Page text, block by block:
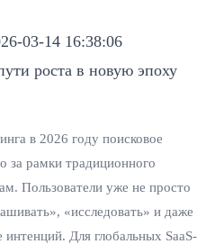
03-14 16:38:06
в 2026 году поисковое
за рамки традиционного
Пользователи уже не просто
«исследовать» и даже
интенций. Для глобальных SaaS-